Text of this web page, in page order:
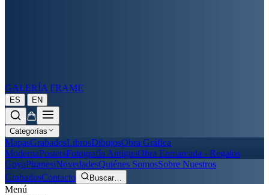
GALERÍA FRAME
ES | EN
Categorías
MapasGrabadosLibrosDibujosObra Gráfica
ModernaPostersFotografía AntiguaObra Enmarcada - Regalos
GoyaPiranesiNovedadesQuiénes SomosSobre Nuestros
GrabadosContacto Buscar…
Menú